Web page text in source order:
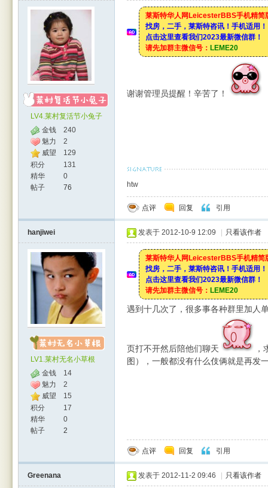
LV4.莱村复活节小兔子
金钱
240
魅力
2
威望
129
积分
131
精华
0
帖子
76
莱斯特华人网LeicesterBBS手机精简
找房，二手，莱斯特咨讯！手机适用！
点击这里查看我们2023最新微信群！
请先加群主微信号： LEME20
谢谢管理员提醒！辛苦了！
htw
点评 回复 引用
hanjiwei
LV1.莱村无名小草根
金钱
14
魅力
2
威望
15
积分
17
精华
0
帖子
2
发表于 2012-10-9 12:09 只看该作者
莱斯特华人网LeicesterBBS手机精简
找房，二手，莱斯特咨讯！手机适用！
点击这里查看我们2023最新微信群！
请先加群主微信号： LEME20
遇到十几次了，很多事各种群里加人
页打不开然后陪他们聊天
图），一般都没有什么伎俩就是再发
点评 回复 引用
Greenana 发表于 2012-11-2 09:46 只看该作者